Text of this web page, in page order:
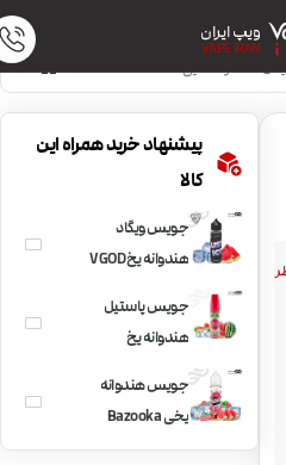
ویپ ایران
VAPE IRAN
خنک و نعنایی
پیشنهاد خرید همراه این
کالا
جویس ویگاد
هندوانه یخ VGOD
جویس پاستیل
هندوانه یخ
دینرلیدی
DinnerLady
Watermelon
جویس هندوانه
یخی Bazooka
Watermelon ICE